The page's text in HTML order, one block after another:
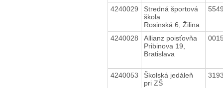
4240029
Stredná športová
škola
Rosinská 6, Žilina
4240028
Allianz poisťovňa
Pribinova 19,
Bratislava
4240053
Školská jedáleň
pri ZŠ